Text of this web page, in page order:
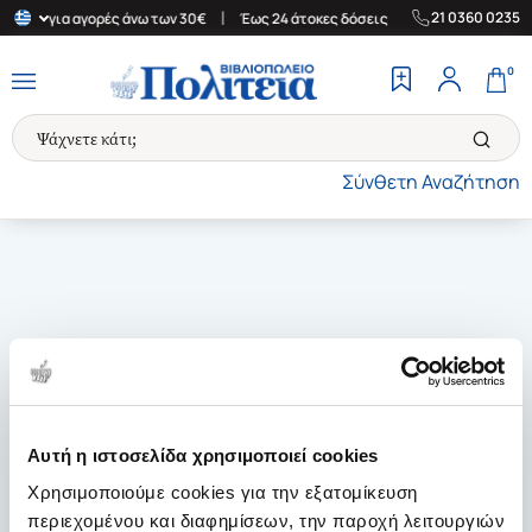
Αυτή η ιστοσελίδα χρησιμοποιεί cookies
Χρησιμοποιούμε cookies για την εξατομίκευση
περιεχομένου και διαφημίσεων, την παροχή λειτουργιών
για αγορές άνω των 30€ Έως 24 άτοκες δόσεις | Δωρεάν
21 0360 0235
Σύνθετη Αναζήτηση
0